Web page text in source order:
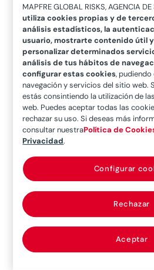
triple objetivo:
Capacitar a la región para
lucha global contra el
teniendo en cuenta sus
económicas.
Facilitar a África ser más
las cadenas de
reducir el impacto
productos básicos en
Generar oportunidades
en áreas que
Un alga
punto de
MAPFRE GLOBAL RISKS, AGENCIA
utiliza cookies propias y de
análisis estadísticos, la
usuario, mostrarte contenido útil
personalizar determinados
análisis de tus hábitos de
configurar estas cookies,
navegación y servicios del sitio web.
estás consintiendo la utilización de
web. Puedes aceptar todas las
rechazar su uso. Si deseas más
consultar nuestraPolítica de
Privacidad.
Rechazar
Aceptar
Configurar